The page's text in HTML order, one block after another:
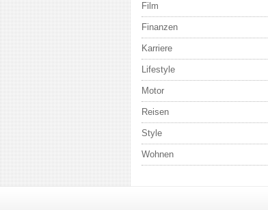
Film
Finanzen
Karriere
Lifestyle
Motor
Reisen
Style
Wohnen